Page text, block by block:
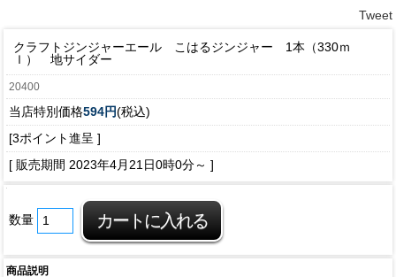
Tweet
クラフトジンジャーエール こはるジンジャー 1本（330ｍ
ｌ） 地サイダー
20400
当店特別価格594円(税込)
[3ポイント進呈 ]
[ 販売期間 2023年4月21日0時0分～ ]
数量
商品説明